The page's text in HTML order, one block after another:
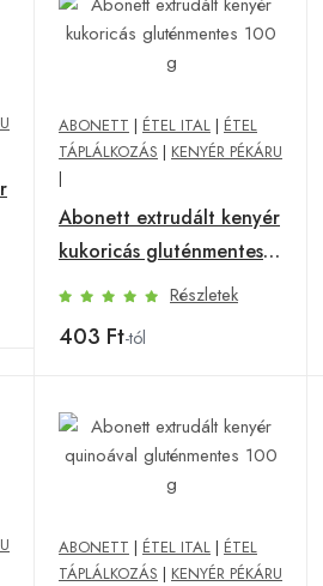
ABONETT | ÉTEL ITAL | ÉTEL
TÁPLÁLKOZÁS | KENYÉR PÉKÁRU
|
Abonett extrudált kenyér
kukoricás gluténmentes
100 g
Részletek
403 Ft-tól
ABONETT | ÉTEL ITAL | ÉTEL
TÁPLÁLKOZÁS | KENYÉR PÉKÁRU